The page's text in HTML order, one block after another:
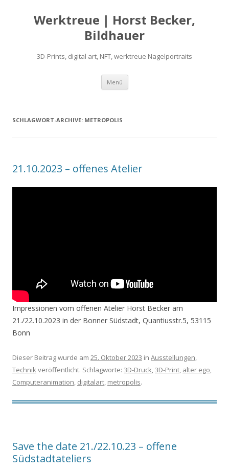
Werktreue | Horst Becker,
Bildhauer
3D-Prints, digital art, NFT, werktreue Nagelportraits
Menü Zum
springen
SCHLAGWORT-ARCHIVE: METROPOLIS
21.10.2023 – offenes Atelier
Impressionen vom offenen Atelier Horst Becker am
21./22.10.2023 in der Bonner Südstadt, Quantiusstr.5, 53115
Bonn
Dieser Beitrag wurde am 25. Oktober 2023 in Ausstellungen,
Technikveröffentlicht. Schlagworte: 3D-Druck,3D-Print, alter ego,
Computeranimation, digitalart, metropolis.
Save the date 21./22.10.23 – offene
Südstadtateliers